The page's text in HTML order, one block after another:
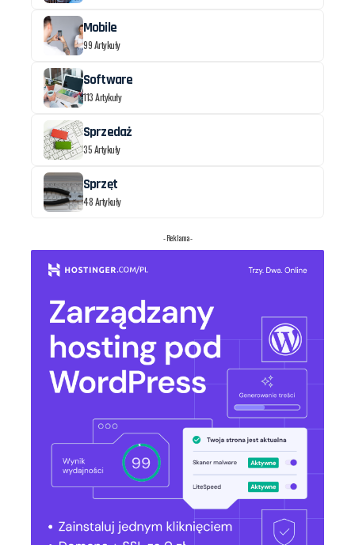
Mobile
99 Artykuły
Software
113 Artykuły
Sprzedaż
35 Artykuły
Sprzęt
48 Artykuły
- Reklama -